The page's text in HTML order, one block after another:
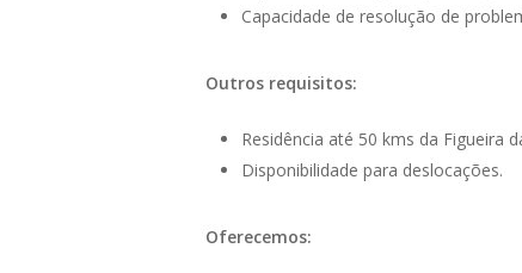
Capacidade de resolução de
Outros requisitos:
Residência até 50 kms da Figueira
Disponibilidade para deslocações.
Oferecemos: